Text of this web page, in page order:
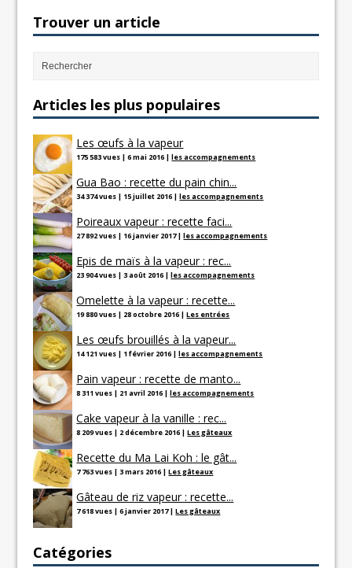
Trouver un article
Articles les plus populaires
Les œufs à la vapeur
175 583 vues |6 mai 2016 |les accompagnements
Gua Bao : recette du pain chin...
34 374 vues | 15 juillet 2016 |les accompagnements
Poireaux vapeur : recette faci...
27 892 vues | 16 janvier 2017|les accompagnements
Epis de maïs à la vapeur : rec...
23 904 vues |3 août 2016 |les accompagnements
Omelette à la vapeur : recette...
19 880 vues | 28 octobre 2016 |Les entrées
Les œufs brouillés à la vapeur...
14 121 vues | 1 février 2016 |les accompagnements
Pain vapeur : recette de manto...
8 311 vues | 21 avril 2016 |les accompagnements
Cake vapeur à la vanille : rec...
8 209 vues | 2 décembre 2016 |Les gâteaux
Recette du Ma Lai Koh : le gât...
7 763 vues |3 mars 2016 |Les gâteaux
Gâteau de riz vapeur : recette...
7 618 vues |6 janvier 2017|Les gâteaux
Catégories